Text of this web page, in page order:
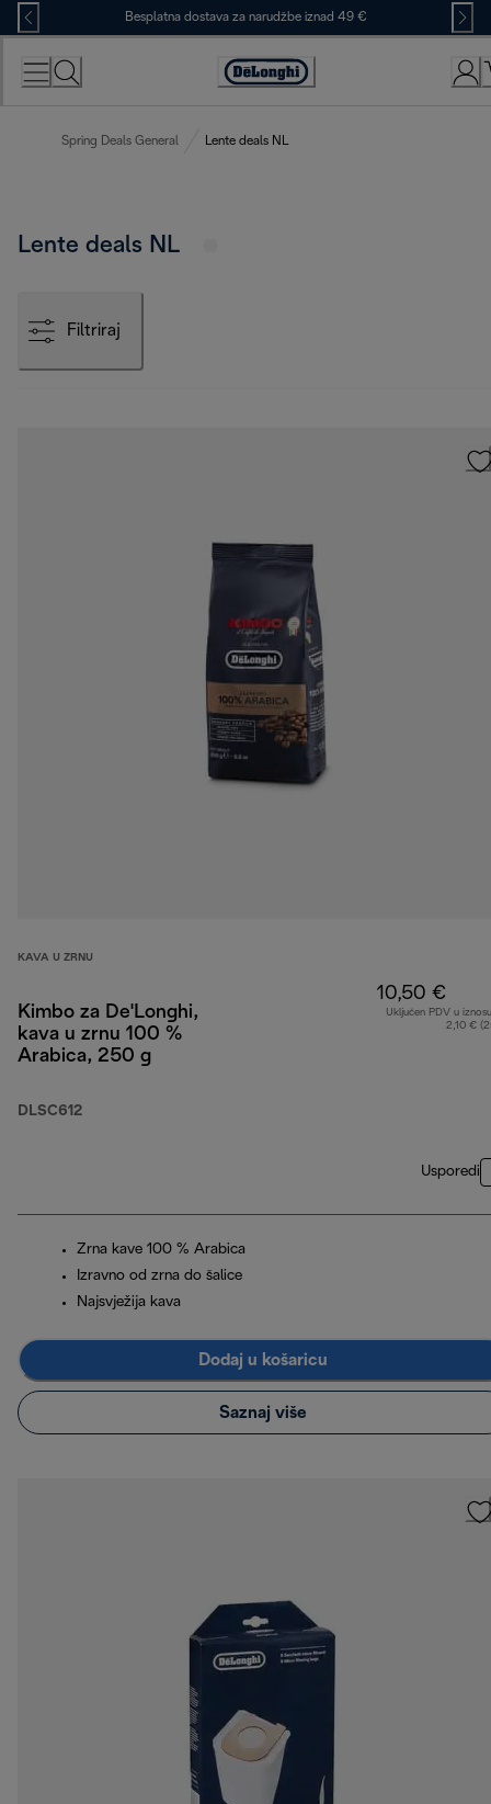
Skip
to
Content
Besplatna dostava za narudžbe iznad 49 €
Accessibility
Spring Deals General Lente deals NL
Lente deals NL
Filtriraj
KAVA U ZRNU
Kimbo za De'Longhi,
kava u zrnu 100 %
Arabica, 250 g
DLSC612
10,50 €
Uključen PDV u
2,10 €
Usporedi
Zrna kave 100 % Arabica
Izravno od zrna do šalice
Najsvježija kava
Dodaj u košaricu
Saznaj više